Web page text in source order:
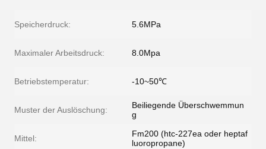
Speicherdruck: 5.6MPa
Maximaler Arbeitsdruck: 8.0Mpa
Betriebstemperatur: -10~50℃
Muster der Auslöschung:
Beiliegende Überschwemmun
g
Mittel:
Fm200 (htc-227ea oder heptaf
luoropropane)